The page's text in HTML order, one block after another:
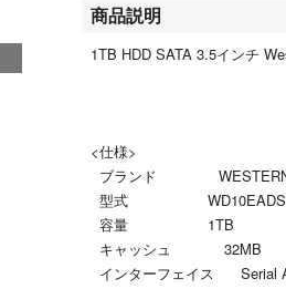
商品説明
1TB HDD SATA 3.5インチ
<仕様>
ブランド WESTERN
型式 WD10EADS
容量 1TB
キャッシュ 32MB
インターフェイス Serial